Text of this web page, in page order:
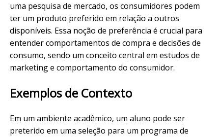
uma pesquisa de mercado, os consumidores podem
ter um produto preferido em relação a outros
disponíveis. Essa noção de preferência é crucial para
entender comportamentos de compra e decisões de
consumo, sendo um conceito central em estudos de
marketing e comportamento do consumidor.
Exemplos de Contexto
Em um ambiente acadêmico, um aluno pode ser
preterido em uma seleção para um programa de